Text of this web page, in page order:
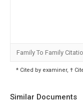
Family To Family
* Cited by examiner, †
Similar Documents